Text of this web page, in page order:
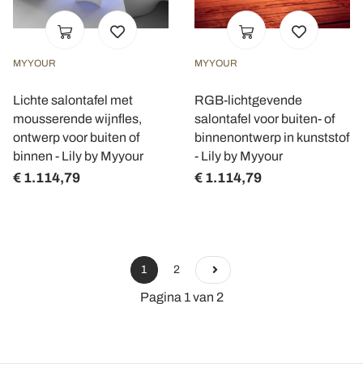
MYYOUR
Lichte salontafel met
mousserende wijnfles,
ontwerp voor buiten of
binnen - Lily by Myyour
€ 1.114,79
MYYOUR
RGB-lichtgevende
salontafel voor buiten- of
binnenontwerp in kunststof
- Lily by Myyour
€ 1.114,79
1 2
Pagina 1 van 2